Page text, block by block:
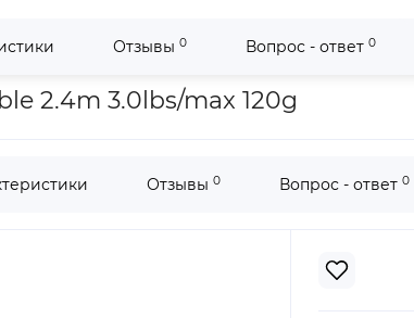
Отзывы 0 Вопрос - ответ 0
Apex Double 2.4m 3.0lbs/max 120g
2.4m 3.0lbs/max 120g
Отзывы 0 Вопрос - ответ 0